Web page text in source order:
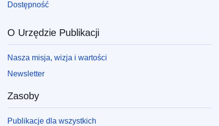
Dostępność
O Urzędzie Publikacji
Nasza misja, wizja i wartości
Newsletter
Zasoby
Publikacje dla wszystkich